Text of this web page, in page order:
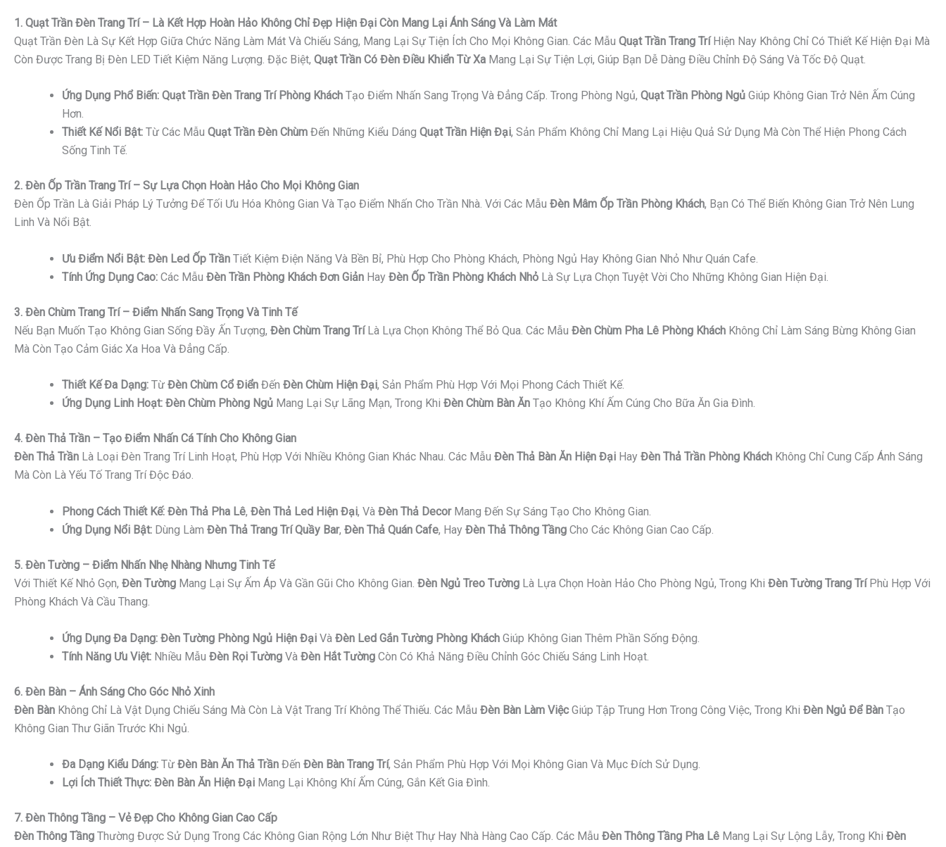
1. Quạt Trần Đèn Trang Trí – Là Kết Hợp Hoàn Hảo Không Chỉ Đẹp Hiện Đại Còn Mang Lại Ánh Sáng Và Làm Mát
Quạt Trần Đèn Là Sự Kết Hợp Giữa Chức Năng Làm Mát Và Chiếu Sáng, Mang Lại Sự Tiện Ích Cho Mọi Không Gian. Các Mẫu Quạt Trần Trang TríHiện Nay Không Chỉ Có Thiết Kế Hiện Đại Mà
Còn Được Trang Bị Đèn LED Tiết Kiệm Năng Lượng. Đặc Biệt, Quạt Trần Có Đèn Điều Khiển Từ Xa Mang Lại Sự Tiện Lợi, Giúp Bạn Dễ Dàng Điều Chỉnh Độ Sáng Và Tốc Độ Quạt.
Ứng Dụng Phổ Biến: Quạt Trần Đèn Trang Trí Phòng Khách Tạo Điểm Nhấn Sang Trọng Và Đẳng Cấp. Trong Phòng Ngủ, Quạt Trần Phòng Ngủ Giúp Không Gian Trở Nên Ấm Cúng
Hơn.
Thiết Kế Nổi Bật: Từ Các Mẫu Quạt Trần Đèn Chùm Đến Những Kiểu Dáng Quạt Trần Hiện Đại, Sản Phẩm Không Chỉ Mang Lại Hiệu Quả Sử Dụng Mà Còn Thể Hiện Phong Cách
Sống Tinh Tế.
2. Đèn Ốp Trần Trang Trí – Sự Lựa Chọn Hoàn Hảo Cho Mọi Không Gian
Đèn Ốp Trần Là Giải Pháp Lý Tưởng Để Tối Ưu Hóa Không Gian Và Tạo Điểm Nhấn Cho Trần Nhà. Với Các Mẫu Đèn Mâm Ốp Trần Phòng Khách, Bạn Có Thể Biến Không Gian Trở Nên Lung
Linh Và Nổi Bật.
Ưu Điểm Nổi Bật: Đèn Led Ốp Trần Tiết Kiệm Điện Năng Và Bền Bỉ, Phù Hợp Cho Phòng Khách, Phòng Ngủ Hay Không Gian Nhỏ Như Quán Cafe.
Tính Ứng Dụng Cao: Các Mẫu Đèn Trần Phòng Khách Đơn Giản Hay Đèn Ốp Trần Phòng Khách Nhỏ Là Sự Lựa Chọn Tuyệt Vời Cho Những Không Gian Hiện Đại.
3. Đèn Chùm Trang Trí – Điểm Nhấn Sang Trọng Và Tinh Tế
Nếu Bạn Muốn Tạo Không Gian Sống Đầy Ấn Tượng, Đèn Chùm Trang TríLà Lựa Chọn Không Thể Bỏ Qua. Các Mẫu Đèn Chùm Pha Lê Phòng Khách Không Chỉ Làm Sáng Bừng Không Gian
Mà Còn Tạo Cảm Giác Xa Hoa Và Đẳng Cấp.
Thiết Kế Đa Dạng: Từ Đèn Chùm Cổ Điển Đến Đèn Chùm Hiện Đại, Sản Phẩm Phù Hợp Với Mọi Phong Cách Thiết Kế.
Ứng Dụng Linh Hoạt: Đèn Chùm Phòng Ngủ Mang Lại Sự Lãng Mạn, Trong Khi Đèn Chùm Bàn Ăn Tạo Không Khí Ấm Cúng Cho Bữa Ăn Gia Đình.
4. Đèn Thả Trần – Tạo Điểm Nhấn Cá Tính Cho Không Gian
Đèn Thả Trần Là Loại Đèn Trang Trí Linh Hoạt, Phù Hợp Với Nhiều Không Gian Khác Nhau. Các Mẫu Đèn Thả Bàn Ăn Hiện Đại Hay Đèn Thả Trần Phòng Khách Không Chỉ Cung Cấp Ánh Sáng
Mà Còn Là Yếu Tố Trang Trí Độc Đáo.
Phong Cách Thiết Kế: Đèn Thả Pha Lê, Đèn Thả Led Hiện Đại, Và Đèn Thả DecorMang Đến Sự Sáng Tạo Cho Không Gian.
Ứng Dụng Nổi Bật: Dùng Làm Đèn Thả Trang Trí Quầy Bar, Đèn Thả Quán Cafe, Hay Đèn Thả Thông Tầng Cho Các Không Gian Cao Cấp.
5. Đèn Tường – Điểm Nhấn Nhẹ Nhàng Nhưng Tinh Tế
Với Thiết Kế Nhỏ Gọn, Đèn Tường Mang Lại Sự Ấm Áp Và Gần Gũi Cho Không Gian. Đèn Ngủ Treo Tường Là Lựa Chọn Hoàn Hảo Cho Phòng Ngủ, Trong Khi Đèn Tường Trang TríPhù Hợp Với
Phòng Khách Và Cầu Thang.
Ứng Dụng Đa Dạng: Đèn Tường Phòng Ngủ Hiện Đại Và Đèn Led Gắn Tường Phòng Khách Giúp Không Gian Thêm Phần Sống Động.
Tính Năng Ưu Việt: Nhiều Mẫu Đèn Rọi Tường Và Đèn Hắt Tường Còn Có Khả Năng Điều Chỉnh Góc Chiếu Sáng Linh Hoạt.
6. Đèn Bàn – Ánh Sáng Cho Góc Nhỏ Xinh
Đèn Bàn Không Chỉ Là Vật Dụng Chiếu Sáng Mà Còn Là Vật Trang Trí Không Thể Thiếu. Các Mẫu Đèn Bàn Làm ViệcGiúp Tập Trung Hơn Trong Công Việc, Trong Khi Đèn Ngủ Để Bàn Tạo
Không Gian Thư Giãn Trước Khi Ngủ.
Đa Dạng Kiểu Dáng: Từ Đèn Bàn Ăn Thả Trần Đến Đèn Bàn Trang Trí, Sản Phẩm Phù Hợp Với Mọi Không Gian Và Mục Đích Sử Dụng.
Lợi Ích Thiết Thực: Đèn Bàn Ăn Hiện Đại Mang Lại Không Khí Ấm Cúng, Gắn Kết Gia Đình.
7. Đèn Thông Tầng – Vẻ Đẹp Cho Không Gian Cao Cấp
Đèn Thông Tầng Thường Được Sử Dụng Trong Các Không Gian Rộng Lớn Như Biệt Thự Hay Nhà Hàng Cao Cấp. Các Mẫu Đèn Thông Tầng Pha Lê Mang Lại Sự Lộng Lẫy, Trong Khi Đèn